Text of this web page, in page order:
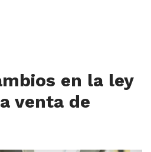
en la ley
venta de